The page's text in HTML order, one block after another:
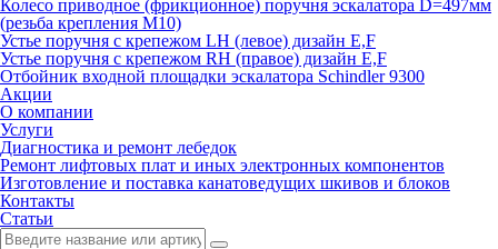
Колесо приводное (фрикционное) поручня эскалатора D=497мм
(резьба крепления M10)
Устье поручня с крепежом LH (левое) дизайн E,F
Устье поручня с крепежом RH (правое) дизайн E,F
Отбойник входной площадки эскалатора Schindler 9300
Акции
О компании
Услуги
Диагностика и ремонт лебедок
Ремонт лифтовых плат и иных электронных компонентов
Изготовление и поставка канатоведущих шкивов и блоков
Контакты
Статьи